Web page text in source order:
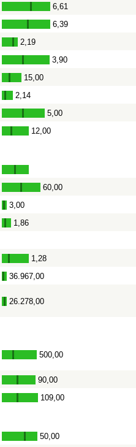
- 6,61
- 6,39
- 2,19
- 3,90
- 15,00
- 2,14
- 5,00
- 12,00
- 60,00
- 3,00
- 1,86
- 1,28
- 36.967,00
- 26.278,00
- 500,00
- 90,00
- 109,00
- 50,00